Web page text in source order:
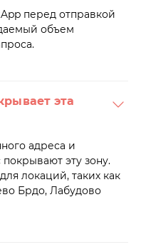
перед отправкой
объем
эта
адреса и
эту зону.
локаций, таких как
Брдо, Лабудово